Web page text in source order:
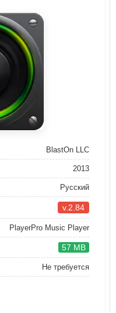
BlastOn LLC
2013
Русский
v.2.84
PlayerPro Music Player
57 MB
Не требуется